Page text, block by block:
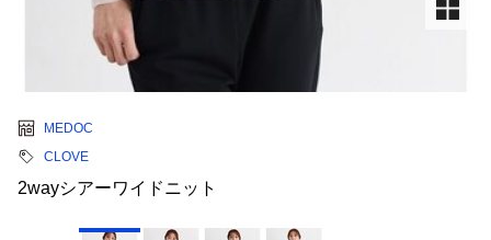
MEDOC
CLOVE
2wayシアーワイドニット